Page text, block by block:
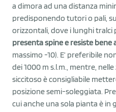
a dimora ad una distanza
predisponendo tutori o pali,
orizzontali, dove i lunghi tralci
presenta spine e resiste bene
massimo -10). E’ preferibile
dei 1000 m s.l.m., mentre,
siccitoso è consigliabile
posizione semi-soleggiata.
cui anche una sola pianta è